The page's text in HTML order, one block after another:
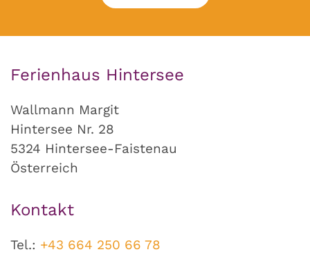
Ferienhaus Hintersee
Wallmann Margit
Hintersee Nr. 28
5324 Hintersee-Faistenau
Österreich
Kontakt
Tel.: +43 664 250 66 78